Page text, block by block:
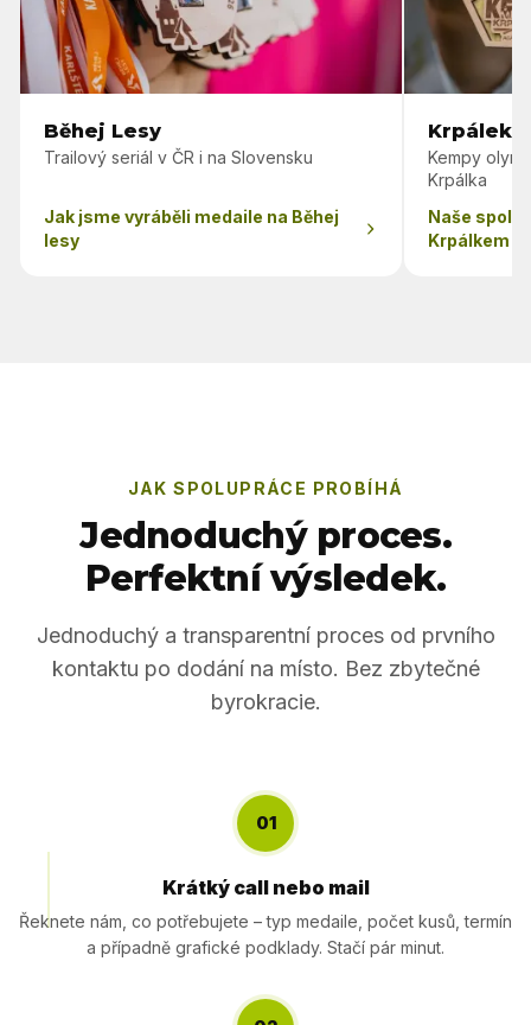
Běhej Lesy
Trailový seriál v ČR i na Slovensku
Jak jsme vyráběli medaile na Běhej
lesy
Krpálek
Kempy
Krpálka
Naše
Krpálkem
JAK SPOLUPRÁCE PROBÍHÁ
Jednoduchý proces.
Perfektní výsledek.
Jednoduchý a transparentní proces od prvního
kontaktu po dodání na místo. Bez zbytečné
byrokracie.
01
Krátký call nebo mail
Řeknete nám, co potřebujete – typ medaile, počet kusů, termín
a případně grafické podklady. Stačí pár minut.